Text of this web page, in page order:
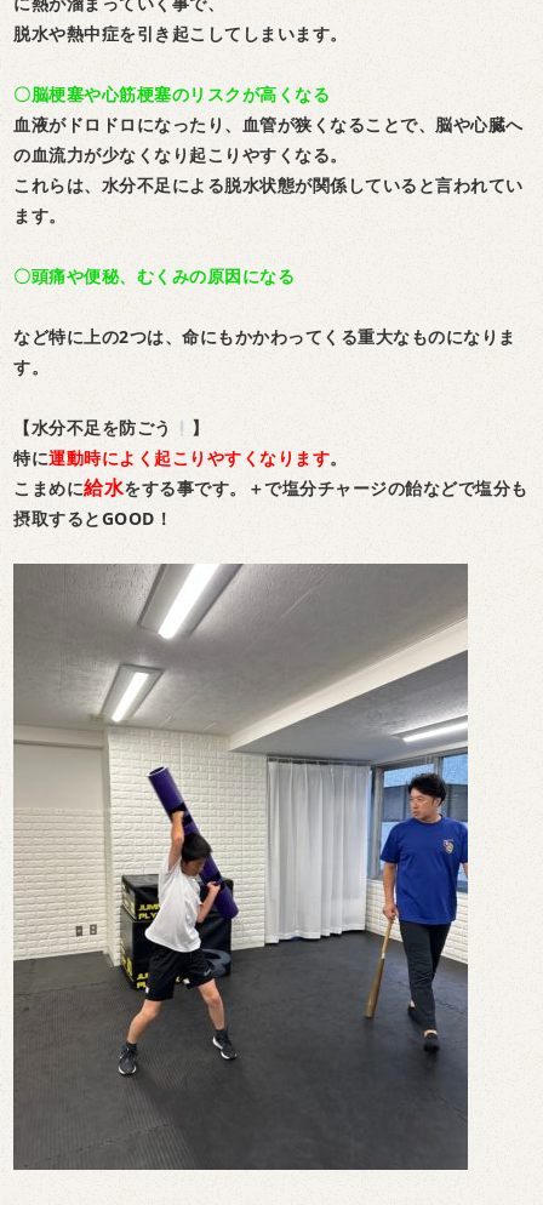
脱水や熱中症を引き起こしてしまいます。
〇脳梗塞や心筋梗塞のリスクが高くなる
血液がドロドロになったり、血管が狭くなることで、脳や心臓へ
の血流力が少なくなり起こりやすくなる。
これらは、水分不足による脱水状態が関係していると言われてい
ます。
〇頭痛や便秘、むくみの原因になる
など特に上の2つは、命にもかかわってくる重大なものになりま
す。
【水分不足を防ごう
】
特に運動時によく起こりやすくなります。
こまめに給水をする事です。＋で塩分チャージの飴などで塩分も
摂取するとGOOD！